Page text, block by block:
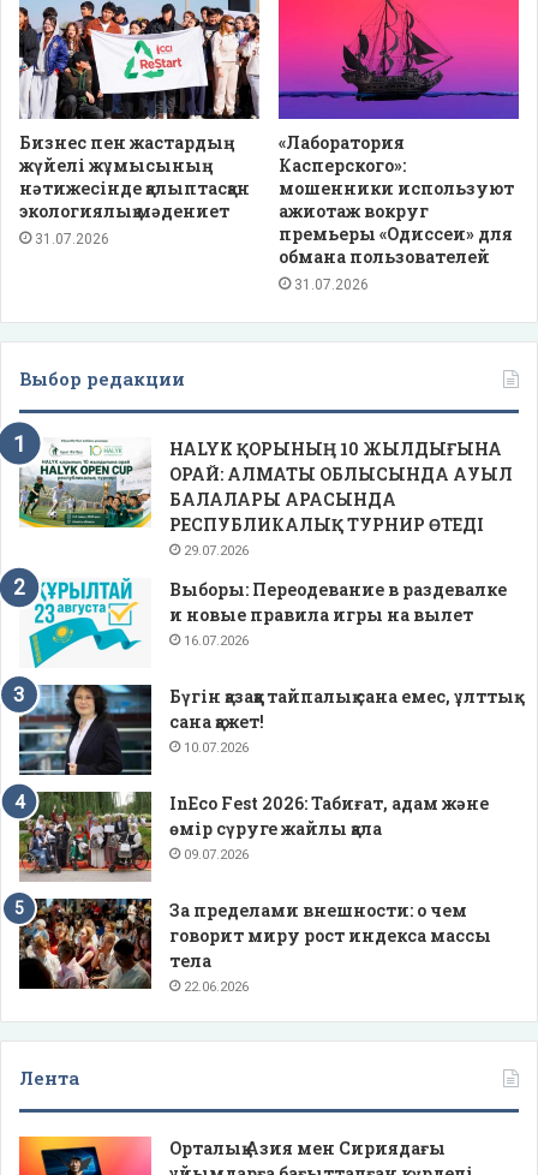
Бизнес пен жастардың
жүйелі жұмысының
нәтижесінде қалыптасқан
экологиялық мәдениет
31.07.2026
«Лаборатория
Касперского»:
мошенники используют
ажиотаж вокруг
премьеры «Одиссеи» для
обмана пользователей
31.07.2026
Выбор редакции
HALYK ҚОРЫНЫҢ 10 ЖЫЛДЫҒЫНА
ОРАЙ: АЛМАТЫ ОБЛЫСЫНДА АУЫЛ
БАЛАЛАРЫ АРАСЫНДА
РЕСПУБЛИКАЛЫҚ ТУРНИР ӨТЕДІ
29.07.2026
Выборы: Переодевание в раздевалке
и новые правила игры на вылет
16.07.2026
Бүгін қазаққа тайпалық сана емес, ұлттық
сана қажет!
10.07.2026
InEco Fest 2026: Табиғат, адам және
өмір сүруге жайлы қала
09.07.2026
За пределами внешности: о чем
говорит миру рост индекса массы
тела
22.06.2026
Лента
Орталық Азия мен Сириядағы